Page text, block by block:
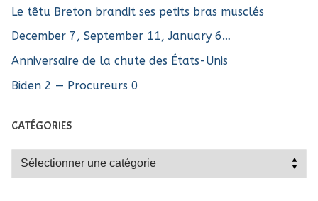
Le têtu Breton brandit ses petits bras musclés
December 7, September 11, January 6…
Anniversaire de la chute des États-Unis
Biden 2 — Procureurs 0
CATÉGORIES
Catégories